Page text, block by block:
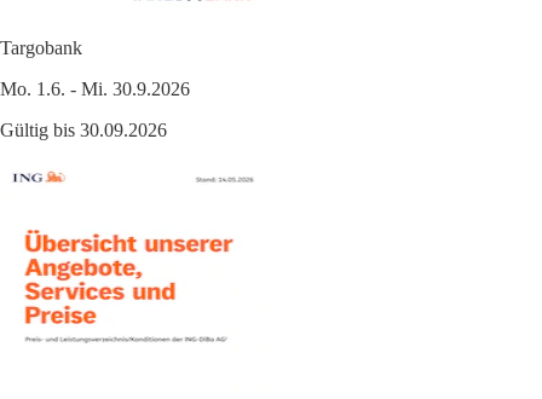
Targobank
Mo. 1.6. - Mi. 30.9.2026
Gültig bis 30.09.2026